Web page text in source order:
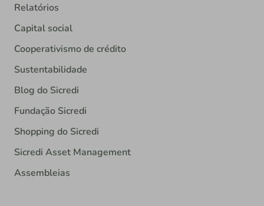
Relatórios
Capital social
Cooperativismo de crédito
Sustentabilidade
Blog do Sicredi
Fundação Sicredi
Shopping do Sicredi
Sicredi Asset Management
Assembleias